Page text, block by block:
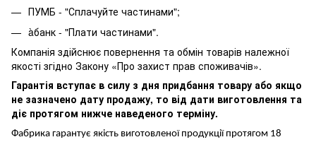
ПУМБ - "Сплачуйте частинами";
àбанк - "Плати частинами".
Компанія здійснює повернення та обмін товарів належної
якості згідно Закону «Про захист прав споживачів».
Гарантія вступає в силу з дня придбання товару або якщо
не зазначено дату продажу, то від дати виготовлення та
діє протягом нижче наведеного терміну.
Фабрика гарантує якість виготовленої продукції протягом 18